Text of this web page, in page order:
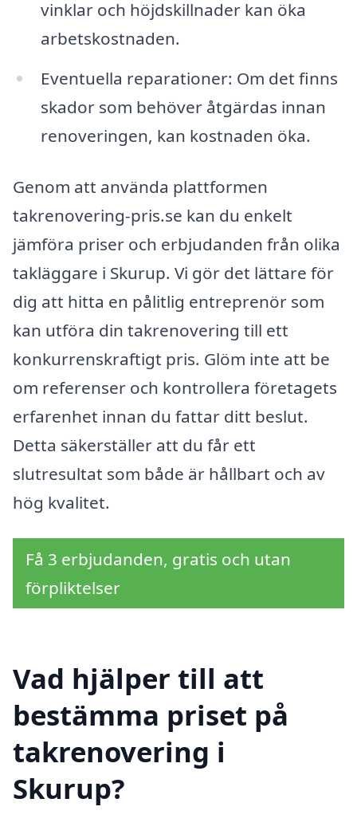
vinklar och höjdskillnader kan öka
arbetskostnaden.
Eventuella reparationer: Om det finns
skador som behöver åtgärdas innan
renoveringen, kan kostnaden öka.
Genom att använda plattformen
takrenovering-pris.se kan du enkelt
jämföra priser och erbjudanden från olika
takläggare i Skurup. Vi gör det lättare för
dig att hitta en pålitlig entreprenör som
kan utföra din takrenovering till ett
konkurrenskraftigt pris. Glöm inte att be
om referenser och kontrollera företagets
erfarenhet innan du fattar ditt beslut.
Detta säkerställer att du får ett
slutresultat som både är hållbart och av
hög kvalitet.
Få 3 erbjudanden, gratis och utan
förpliktelser
Vad hjälper till att
bestämma priset på
takrenovering i
Skurup?